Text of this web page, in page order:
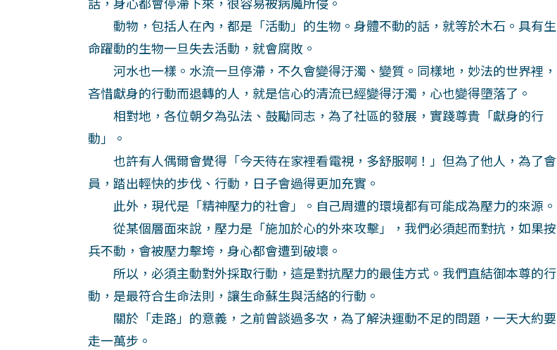
動物，包括人在內，都是「活動」的生物。身體不動的話，就等於木石。具有生
命躍動的生物一旦失去活動，就會腐敗。
河水也一樣。水流一旦停滯，不久會變得汙濁、變質。同樣地，妙法的世界裡，
吝惜獻身的行動而退轉的人，就是信心的清流已經變得汙濁，心也變得墮落了。
相對地，各位朝夕為弘法、鼓勵同志，為了社區的發展，實踐尊貴「獻身的行
動」。
也許有人偶爾會覺得「今天待在家裡看電視，多舒服啊！」但為了他人，為了會
員，踏出輕快的步伐、行動，日子會過得更加充實。
此外，現代是「精神壓力的社會」。自己周遭的環境都有可能成為壓力的來源。
從某個層面來說，壓力是「施加於心的外來攻擊」，我們必須起而對抗，如果按
兵不動，會被壓力擊垮，身心都會遭到破壞。
所以，必須主動對外採取行動，這是對抗壓力的最佳方式。我們直結御本尊的行
動，是最符合生命法則，讓生命蘇生與活絡的行動。
關於「走路」的意義，之前曾談過多次，為了解決運動不足的問題，一天大約要
走一萬步。